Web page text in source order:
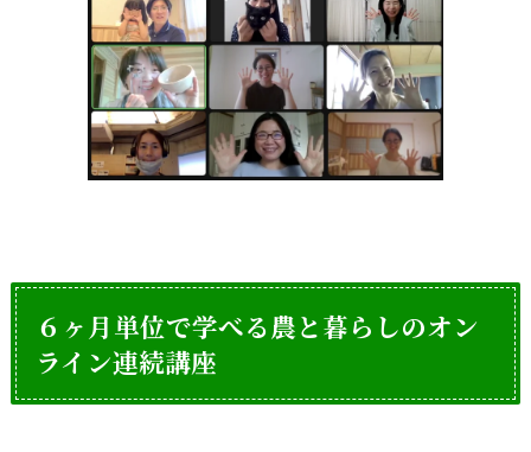
６ ヶ月単位で学べる農と暮らしのオン
ライン連続講座